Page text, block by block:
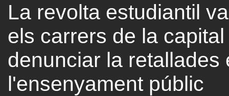
La revolta estudiantil
els carrers de la
denunciar la
l'ensenyament públic